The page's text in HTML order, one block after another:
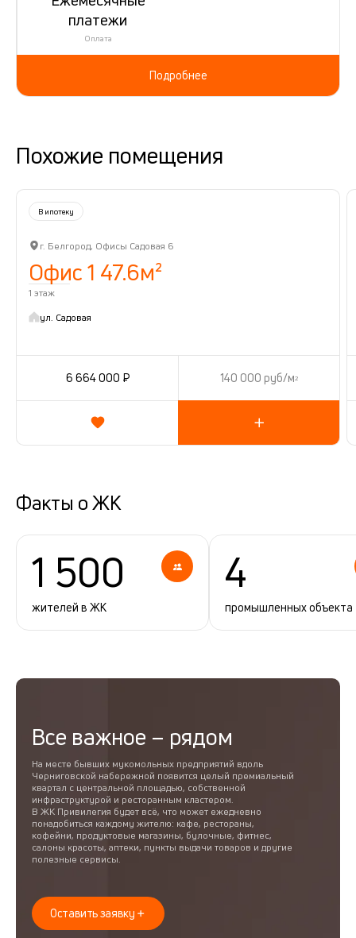
платежи
Оплата
Подробнее
Похожие помещения
В ипотеку
г. Белгород, Офисы Садовая 6
Офис 1 47.6м²
1 этаж
ул. Садовая
6 664 000 ₽ 140 000 руб/м2
Факты о ЖК
1 500
жителей в ЖК
4
промышленных объекта
Все важное – рядом
На месте бывших мукомольных предприятий вдоль
Черниговской набережной появится целый премиальный
квартал с центральной площадью, собственной
инфраструктурой и ресторанным кластером.
В ЖК Привилегия будет всё, что может ежедневно
понадобиться каждому жителю: кафе, рестораны,
кофейни, продуктовые магазины, булочные, фитнес,
салоны красоты, аптеки, пункты выдачи товаров и другие
полезные сервисы.
Оставить заявку